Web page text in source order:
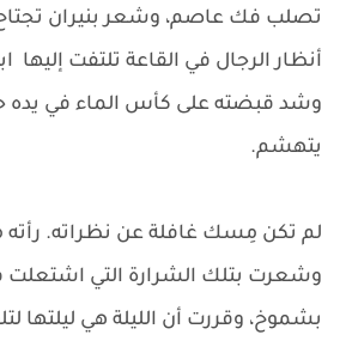
تصلب فك عاصم، وشعر بنيران
أنظار الرجال في القاعة تلتفت إليها
وشد قبضته على كأس الماء في يده
يتهشم.
لم تكن مِسك غافلة عن نظراته. رأته
وشعرت بتلك الشرارة التي اشتعلت
بشموخ، وقررت أن الليلة هي ليلتها